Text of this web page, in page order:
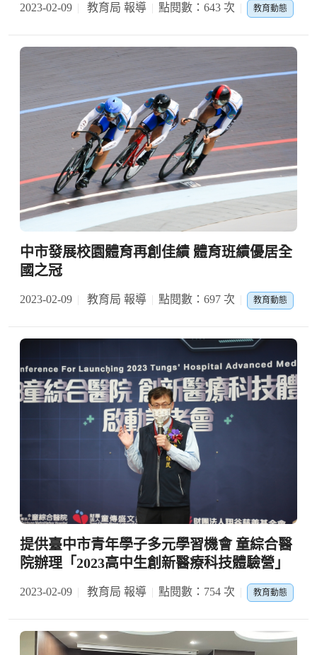
2023-02-09 教育局 報導 點閱數：643 次 教育動態
中市發展校園體育再創佳績 體育班績優居全
國之冠
2023-02-09 教育局 報導 點閱數：697 次 教育動態
提供臺中市青年學子多元學習機會 童綜合醫
院辦理「2023高中生創新醫療科技體驗營」
2023-02-09 教育局 報導 點閱數：754 次 教育動態